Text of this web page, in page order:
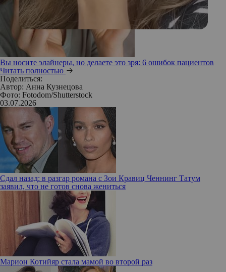
Вы носите элайнеры, но делаете это зря: 6 ошибок пациентов
Читать полностью
Поделиться:
Автор: Анна Кузнецова
Фото: Fotodom/Shutterstock
03.07.2026
Сдал назад: в разгар романа с Зои Кравиц Ченнинг Татум
заявил, что не готов снова жениться
Марион Котийяр стала мамой во второй раз